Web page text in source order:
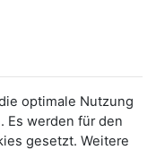
optimale Nutzung
Es werden für den
gesetzt. Weitere